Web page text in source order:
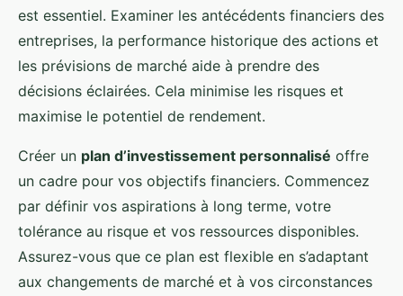
est essentiel. Examiner les antécédents financiers des
entreprises, la performance historique des actions et
les prévisions de marché aide à prendre des
décisions éclairées. Cela minimise les risques et
maximise le potentiel de rendement.
Créer un plan d’investissement personnalisé offre
un cadre pour vos objectifs financiers. Commencez
par définir vos aspirations à long terme, votre
tolérance au risque et vos ressources disponibles.
Assurez-vous que ce plan est flexible en s’adaptant
aux changements de marché et à vos circonstances